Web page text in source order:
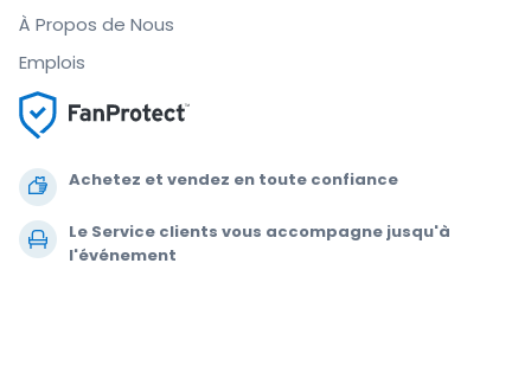
Achetez et vendez en toute confiance
Le Service clients vous accompagne jusqu'à
l'événement
À Propos de Nous
Emplois